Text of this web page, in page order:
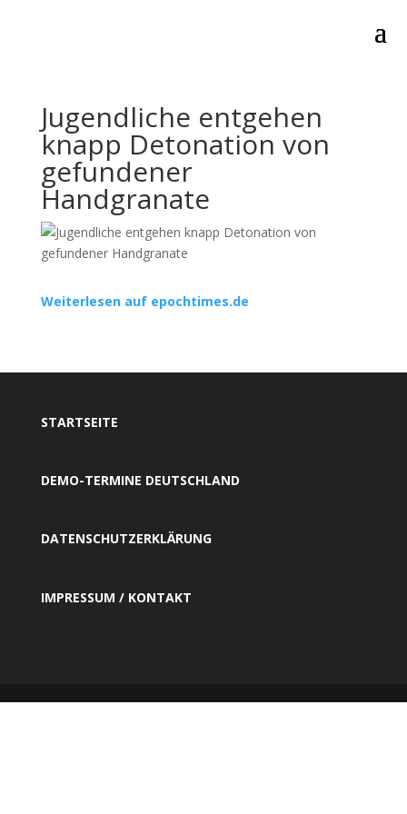
Jugendliche entgehen
knapp Detonation von
gefundener
Handgranate
Weiterlesen auf epochtimes.de
STARTSEITE
DEMO-TERMINE DEUTSCHLAND
DATENSCHUTZERKLÄRUNG
IMPRESSUM / KONTAKT